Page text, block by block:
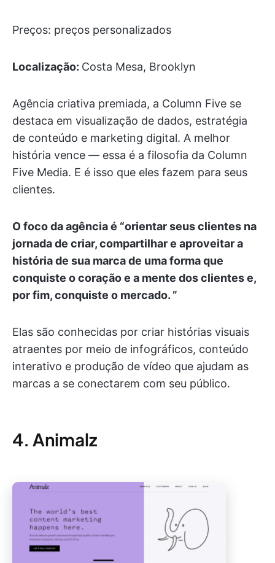
Preços: preços personalizados
Localização: Costa Mesa, Brooklyn
Agência criativa premiada, a Column Five se
destaca em visualização de dados, estratégia
de conteúdo e marketing digital. A melhor
história vence — essa é a filosofia da Column
Five Media. E é isso que eles fazem para seus
clientes.
O foco da agência é “orientar seus clientes na
jornada de criar, compartilhar e aproveitar a
história de sua marca de uma forma que
conquiste o coração e a mente dos clientes e,
por fim, conquiste o mercado. ”
Elas são conhecidas por criar histórias visuais
atraentes por meio de infográficos, conteúdo
interativo e produção de vídeo que ajudam as
marcas a se conectarem com seu público.
4. Animalz